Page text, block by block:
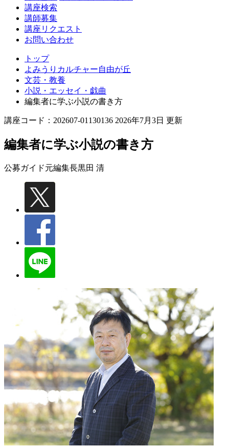
講座検索
講師募集
講座リクエスト
お問い合わせ
トップ
よみうりカルチャー自由が丘
文芸・教養
小説・エッセイ・戯曲
編集者に学ぶ小説の書き方
講座コード：202607-01130136 2026年7月3日 更新
編集者に学ぶ小説の書き方
公募ガイド元編集長黒田 清